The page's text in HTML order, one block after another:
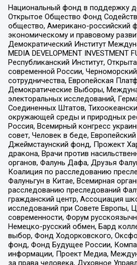
Национальный фонд в поддержку
Открытое Общество Фонд
общество, Американо-российский
экономическому и правовому
Демократический Институт
MEDIA DEVELOPMENT
Республиканский Институт,
современной России,
сотрудничества, Европейская
Демократические Выборы,
электоральных исследований,
Соединенных Штатов,
окружающей среды и природных
Россия, Всемирный конгресс
совет, Человек в беде,
Джеймстаунский фонд, Прожект
дракона, Врачи против
органов, Фалунь Дафа, Друзья
Коалиция по расследованию
Фалуньгун в Китае, Всемирная
расследованию преследований
гражданский центр, Ассоциация
исследований при Совете Европы,
современности, Форум
Немецко-русский обмен, Бард
выбор, Фонд Ходорковского,
фонд, Фонд Будущее России,
информации, Проект Медиа,
за права человека, Духовное